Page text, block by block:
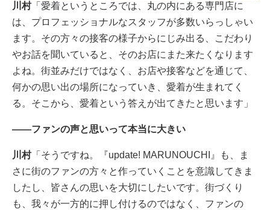
川村「愛着というところでは、丸の内にある専門店に
は、プロフェッショナルなスタッフが多数いらっしゃい
ます。その方々の接客の様子からにじみ出る、こだわり
やお話を聞いていると、そのお店にまた来たくなります
よね。街並みだけではなく、お店や接客などを通じて、
何かの思い出の場所になっていき、愛着が生まれてく
る。そこから、愛着という答えが出てきたと思います」
――ファンの声と思いって本当に大きい
川村「そうですね。『update! MARUNOUCHI』も、ま
さに街のファンの方々と作っていくことを意識してきま
したし、皆さんの思いを大切にしたいです。街づくり
も、我々が一方的に押し付けるのではなく、ファンの